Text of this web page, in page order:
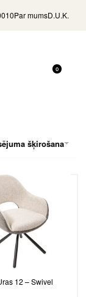
Par mumsD.U.K.
0
šķirošana
krēsls Duro /
12 – Swivel